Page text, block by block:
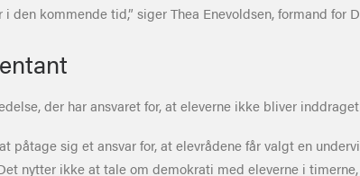
kommende tid,” siger Thea Enevoldsen, formand for
der har ansvaret for, at eleverne ikke bliver
påtage sig et ansvar for, at elevrådene får valgt en
nytter ikke at tale om demokrati med eleverne i